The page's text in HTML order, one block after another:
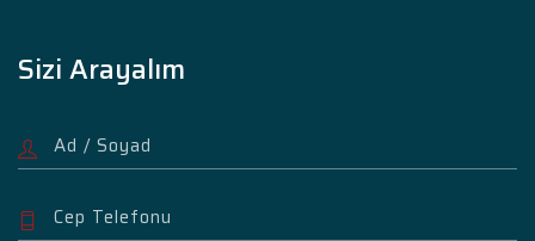
Sizi Arayalım